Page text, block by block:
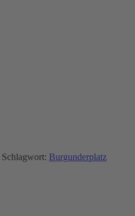
Schlagwort: Burgunderplatz